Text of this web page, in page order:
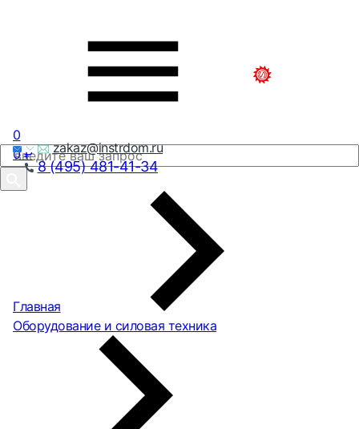
zakaz@instrdom.ru
8 (495) 481-41-34
0
0₽
Главная
Оборудование и силовая техника